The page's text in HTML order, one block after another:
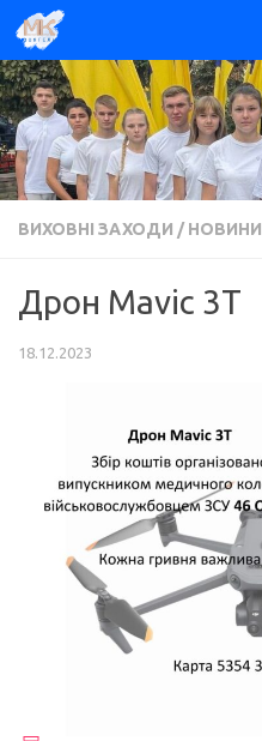
Skip to content
ВИХОВНІ ЗАХОДИ / НОВИНИ
Дрон Mavic 3T
18.12.2023